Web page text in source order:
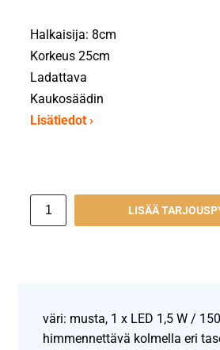
Halkaisija: 8cm
Korkeus 25cm
Ladattava
Kaukosäädin
Lisätiedot ›
LISÄÄ
väri: musta, 1 x LED 1,5 W /
himmennettävä kolmella eri